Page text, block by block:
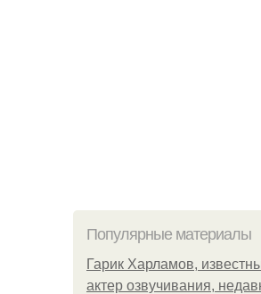
Популярные материалы
Гарик Харламов,
актер озвучивания,